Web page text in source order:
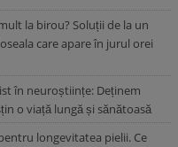
la birou? Soluții de la un
care apare în jurul orei
în neuroștiințe: Deținem
o viață lungă și sănătoasă
longevitatea pielii. Ce